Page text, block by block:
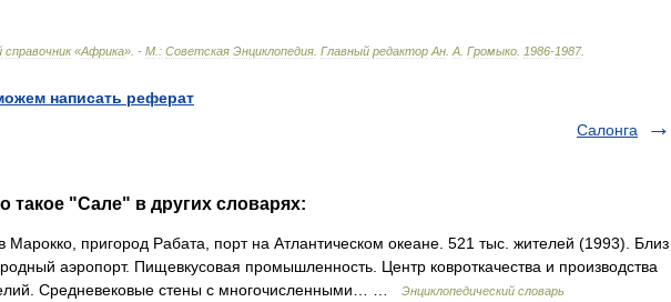
справочник«Африка». - М : Советская Энциклопедия Главный редактор Ан А Громыко 1986-1987.
написать реферат
Салонга
такое "Сале" в других словарях:
Марокко, пригород Рабата, порт на Атлантическом океане. 521 тыс. жителей (1993). Близ
аэропорт. Пищевкусовая промышленность. Центр ковроткачества и производства
Средневековые стены с многочисленными… …
Энциклопедический словарь